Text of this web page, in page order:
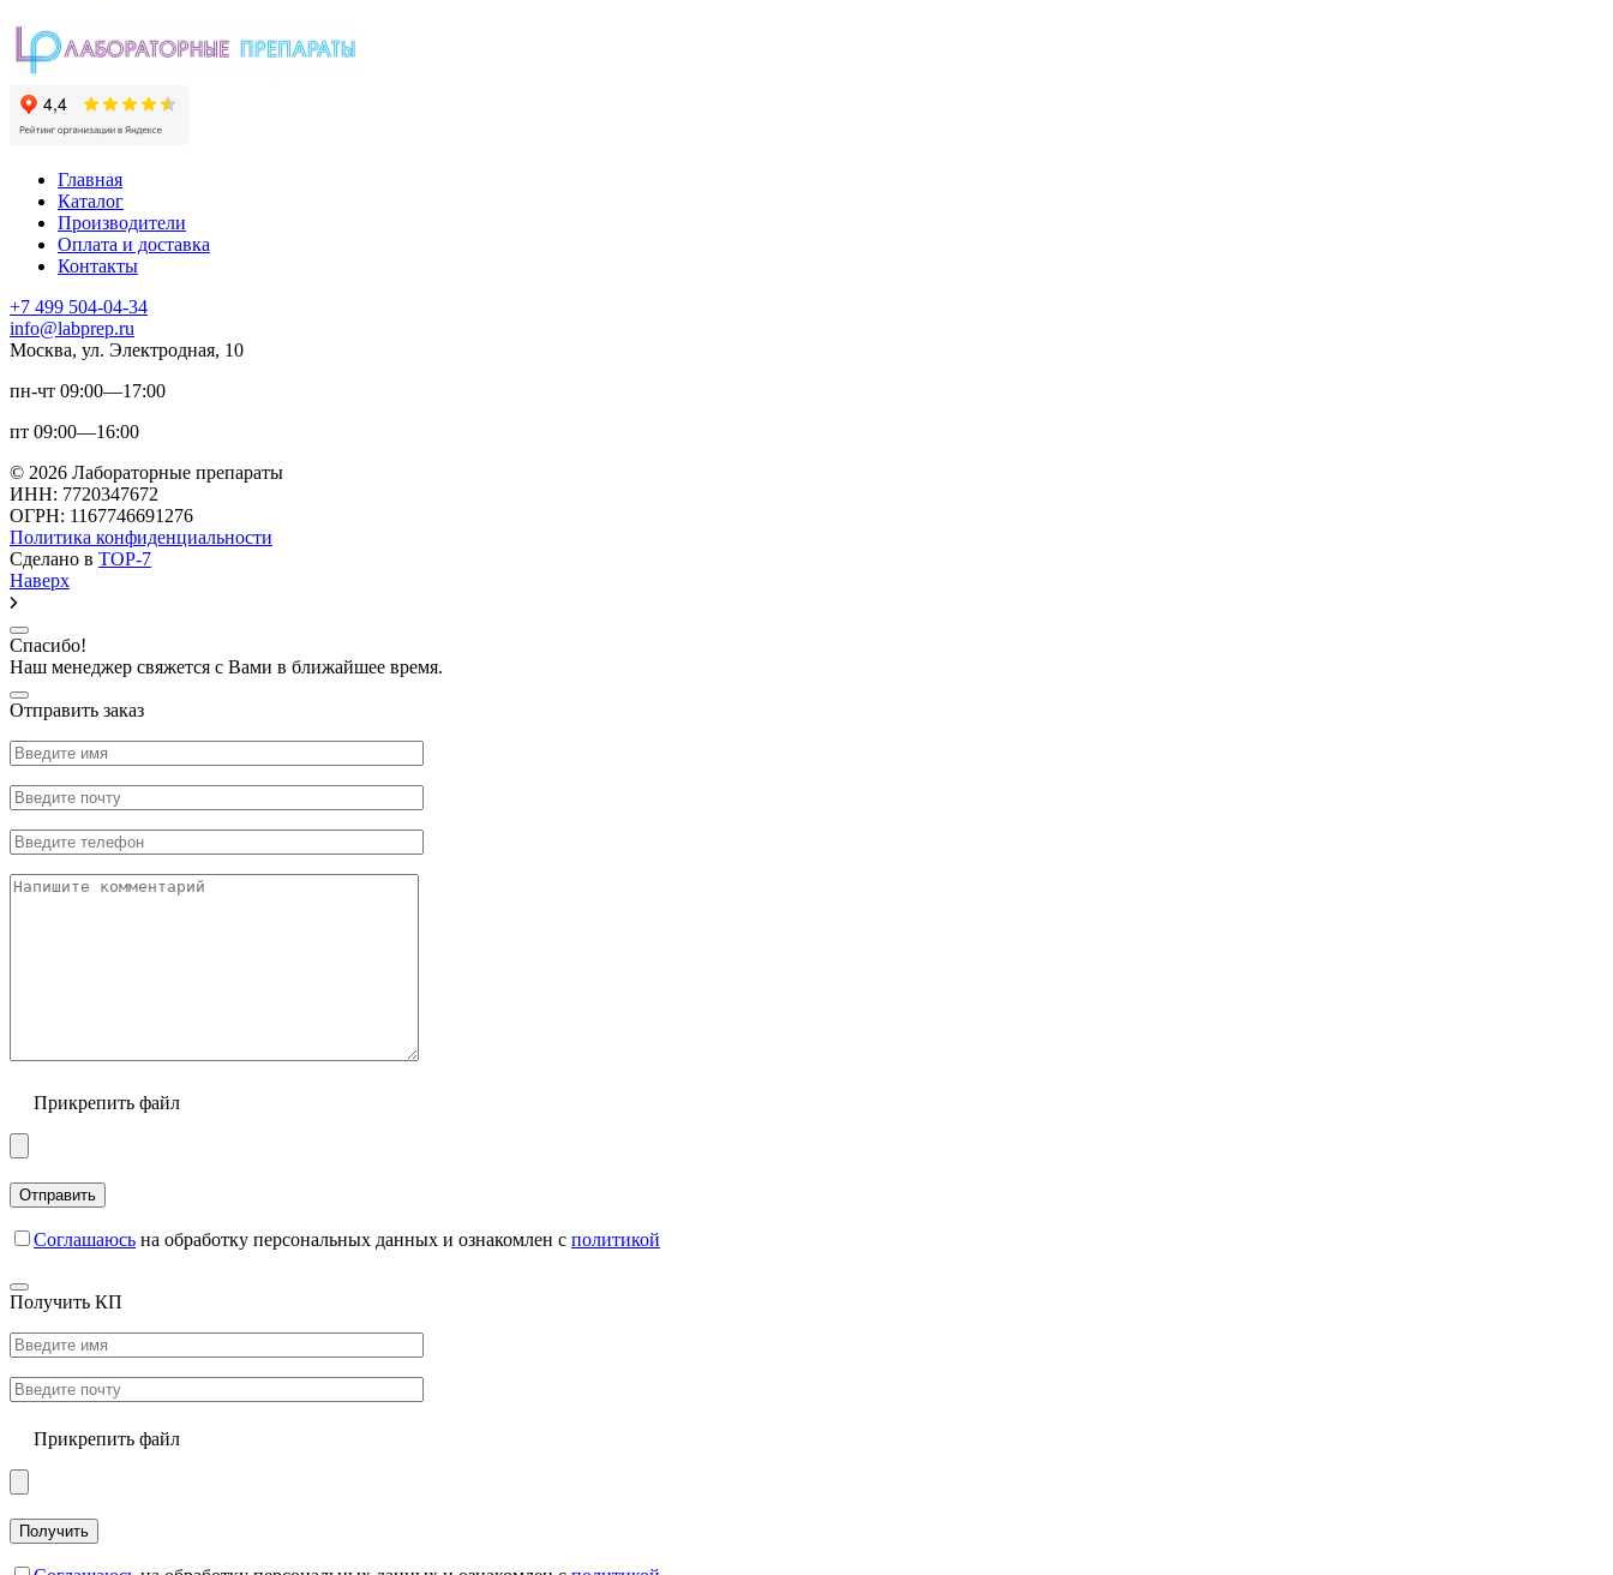
Главная
Каталог
Производители
Оплата и доставка
Контакты
+7 499 504-04-34
info@labprep.ru
Москва, ул. Электродная, 10
пн-чт 09:00—17:00
пт 09:00—16:00
© 2026 Лабораторные препараты
ИНН: 7720347672
ОГРН: 1167746691276
Политика конфиденциальности
Сделано в TOP-7
Наверх
Спасибо!
Наш менеджер свяжется с Вами в ближайшее время.
Отправить заказ
Прикрепить файл
Соглашаюсь на обработку персональных данных и ознакомлен с политикой
Получить КП
Прикрепить файл